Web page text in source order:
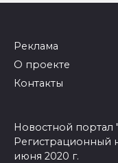
Реклама
О проекте
Контакты
Новостной портал
Регистрационный
июня 2020 г.